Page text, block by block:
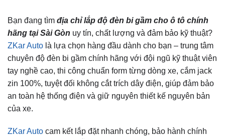
Bạn đang tìm địa chỉ lắp độ đèn bi gầm cho ô tô chính
hãng tại Sài Gòn uy tín, chất lượng và đảm bảo kỹ thuật?
ZKar Auto là lựa chọn hàng đầu dành cho bạn – trung tâm
chuyên độ đèn bi gầm chính hãng với đội ngũ kỹ thuật viên
tay nghề cao, thi công chuẩn form từng dòng xe, cắm jack
zin 100%, tuyệt đối không cắt trích dây điện, giúp đảm bảo
an toàn hệ thống điện và giữ nguyên thiết kế nguyên bản
của xe.
ZKar Auto cam kết lắp đặt nhanh chóng, bảo hành chính